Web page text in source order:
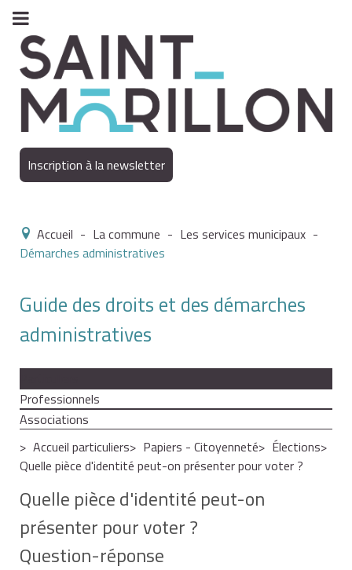
Inscription à la newsletter
Accueil - La commune - Les services municipaux -
Démarches administratives
Guide des droits et des démarches
administratives
Professionnels
Associations
Accueil particuliers
Papiers - Citoyenneté
Élections
Quelle pièce d'identité peut-on présenter pour voter ?
Quelle pièce d'identité peut-on
présenter pour voter ?
Question-réponse